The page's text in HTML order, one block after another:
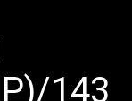
143